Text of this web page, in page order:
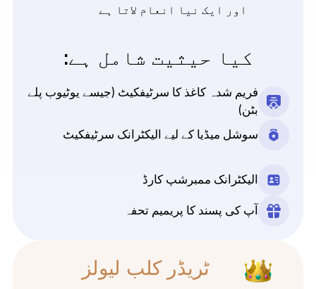
اور ایک نیا انعام لاتا ہے
کیا حیثیت شامل ہے:
فریم شدہ کاغذ کا سرٹیفکیٹ (جیسے یوٹیوب پلے
بٹن)
سوشل میڈیا کے لیے الیکٹرانک سرٹیفکیٹ
الیکٹرانک ممبرشپ کارڈ
آپ کی پسند کا پریمیم تحفہ
ٹریڈر کلب لیولز